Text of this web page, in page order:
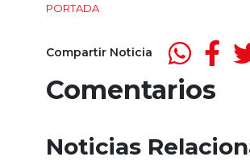
PORTADA
Compartir Noticia
Comentarios
Noticias